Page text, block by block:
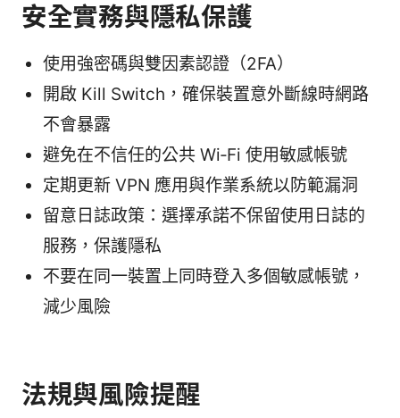
安全實務與隱私保護
使用強密碼與雙因素認證（2FA）
開啟 Kill Switch，確保裝置意外斷線時網路
不會暴露
避免在不信任的公共 Wi‑Fi 使用敏感帳號
定期更新 VPN 應用與作業系統以防範漏洞
留意日誌政策：選擇承諾不保留使用日誌的
服務，保護隱私
不要在同一裝置上同時登入多個敏感帳號，
減少風險
法規與風險提醒